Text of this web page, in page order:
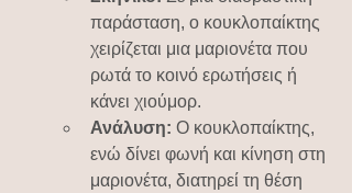
παράσταση, ο κουκλοπαίκτης
χειρίζεται μια μαριονέτα που
ρωτά το κοινό ερωτήσεις ή
κάνει χιούμορ.
Ανάλυση: Ο κουκλοπαίκτης,
ενώ δίνει φωνή και κίνηση στη
μαριονέτα, διατηρεί τη θέση